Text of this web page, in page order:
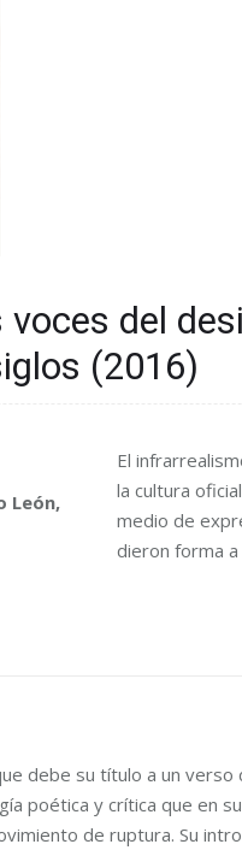
del
(2016)
León,
El
la cultura
medio de
dieron forma
debe su título a un verso
poética y crítica que en
de ruptura. Su